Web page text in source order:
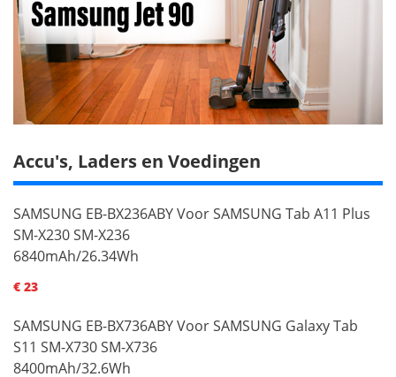
Accu's, Laders en Voedingen
SAMSUNG EB-BX236ABY Voor SAMSUNG Tab A11 Plus
SM-X230 SM-X236
6840mAh/26.34Wh
€ 23
SAMSUNG EB-BX736ABY Voor SAMSUNG Galaxy Tab
S11 SM-X730 SM-X736
8400mAh/32.6Wh